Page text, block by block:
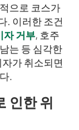
으로 코스가
. 이러한 조건
자 거부, 호주
는 등 심각한
가 취소되면
.
인한 위